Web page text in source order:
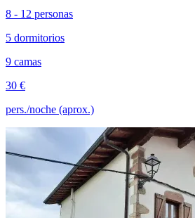
8 - 12 personas
5 dormitorios
9 camas
30 €
pers./noche (aprox.)